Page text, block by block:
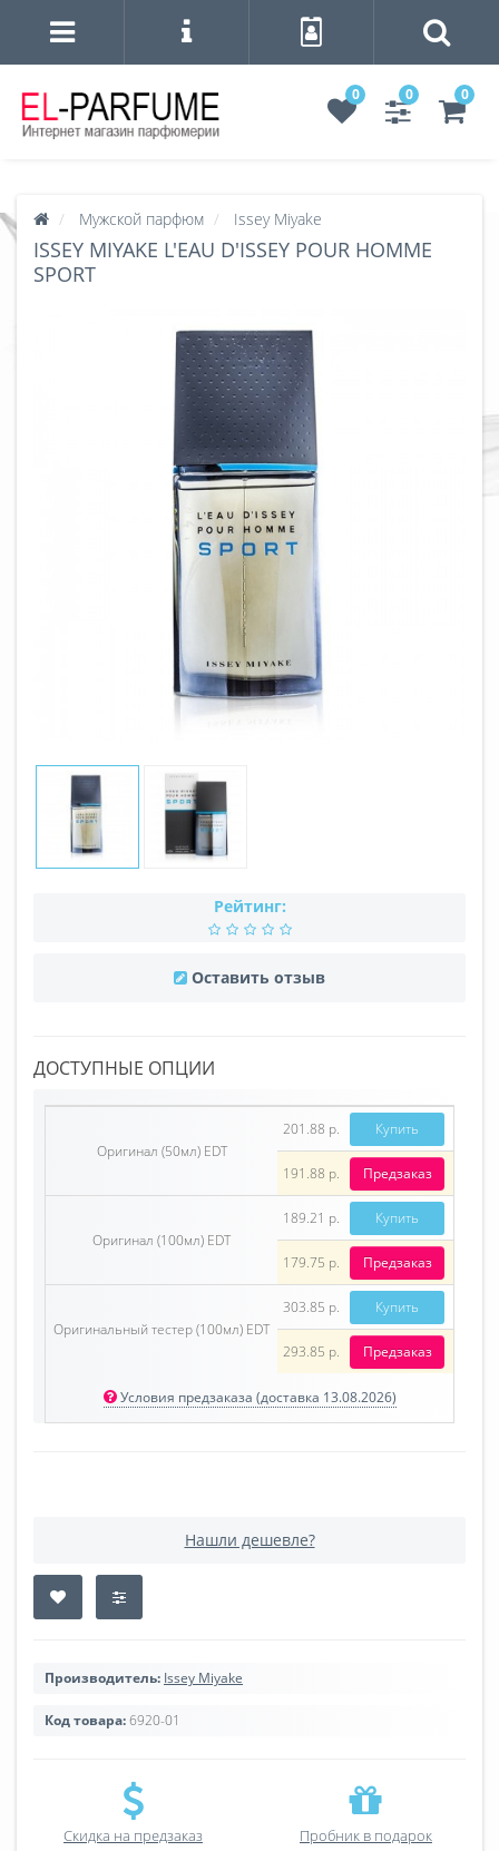
0 0 0
Мужской парфюм Issey Miyake
ISSEY MIYAKE L'EAU D'ISSEY POUR HOMME
SPORT
Рейтинг:
Оставить отзыв
ДОСТУПНЫЕ ОПЦИИ
Оригинал (50мл) EDT
201.88 р. Купить
191.88 р. Предзаказ
Оригинал (100мл) EDT
189.21 р. Купить
179.75 р. Предзаказ
Оригинальный тестер (100мл) EDT
303.85 р. Купить
293.85 р. Предзаказ
Условия предзаказа (доставка 13.08.2026)
Нашли дешевле?
Производитель: Issey Miyake
Код товара:6920-01
Скидка на предзаказ Пробник в подарок